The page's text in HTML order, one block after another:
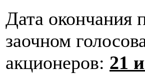
Дата окончания
заочном
акционеров: 21